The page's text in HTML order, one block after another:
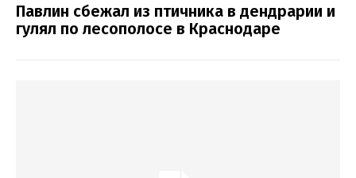
Павлин сбежал из птичника в дендрарии и
гулял по лесополосе в Краснодаре